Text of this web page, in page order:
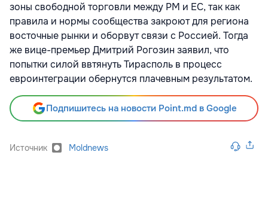
зоны свободной торговли между РМ и ЕС, так как
правила и нормы сообщества закроют для региона
восточные рынки и оборвут связи с Россией. Тогда
же вице-премьер Дмитрий Рогозин заявил, что
попытки силой ввтянуть Тирасполь в процесс
евроинтеграции обернутся плачевным результатом.
Подпишитесь на новости Point.md в Google
Источник Moldnews